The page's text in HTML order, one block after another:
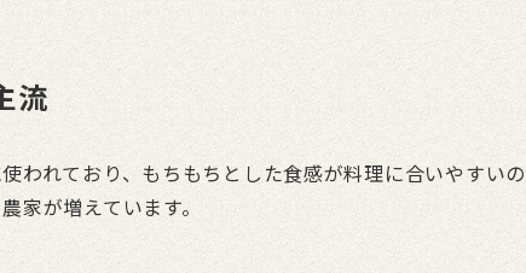
流
われており、もちもちとした食感が料理に合いやすい
家が増えています。